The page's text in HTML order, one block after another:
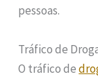
pessoas.
Tráfico de
O tráfico de